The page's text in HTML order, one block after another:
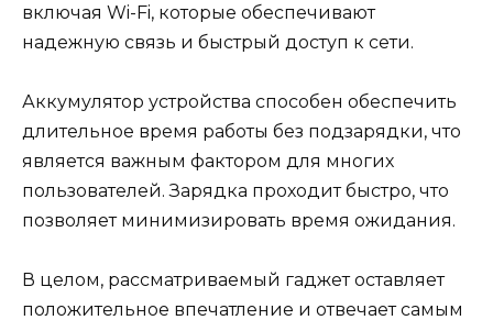
включая Wi-Fi, которые обеспечивают
надежную связь и быстрый доступ к сети.
Аккумулятор устройства способен обеспечить
длительное время работы без подзарядки, что
является важным фактором для многих
пользователей. Зарядка проходит быстро, что
позволяет минимизировать время ожидания.
В целом, рассматриваемый гаджет оставляет
положительное впечатление и отвечает самым